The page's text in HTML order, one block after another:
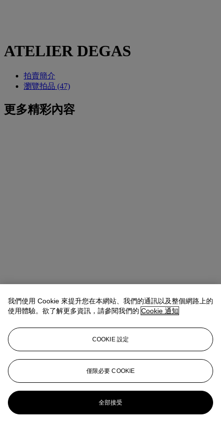
ATELIER DEGAS
拍賣簡介
瀏覽拍品 (47)
更多精彩內容
我們使用 Cookie 來提升您在本網站、我們的通訊以及整個網路上的
使用體驗。欲了解更多資訊，請參閱我們的 Cookie 通知
COOKIE 設定
僅限必要 COOKIE
全部接受